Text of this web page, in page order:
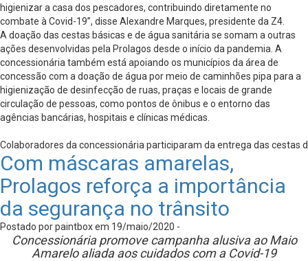
higienizar a casa dos pescadores, contribuindo diretamente no
combate à Covid-19”, disse Alexandre Marques, presidente da Z4.
A doação das cestas básicas e de água sanitária se somam a outras
ações desenvolvidas pela Prolagos desde o início da pandemia. A
concessionária também está apoiando os municípios da área de
concessão com a doação de água por meio de caminhões pipa para a
higienização de desinfecção de ruas, praças e locais de grande
circulação de pessoas, como pontos de ônibus e o entorno das
agências bancárias, hospitais e clínicas médicas.
Colaboradores da concessionária participaram da entrega das cestas
Com máscaras amarelas,
Prolagos reforça a importância
da segurança no trânsito
Postado por paintbox em 19/maio/2020 -
Concessionária promove campanha alusiva ao Maio
Amarelo aliada aos cuidados com a Covid-19